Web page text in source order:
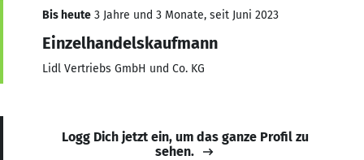
Bis heute 3 Jahre und 3 Monate, seit Juni 2023
Einzelhandelskaufmann
Lidl Vertriebs GmbH und Co. KG
Logg Dich jetzt ein, um das ganze Profil zu
sehen.